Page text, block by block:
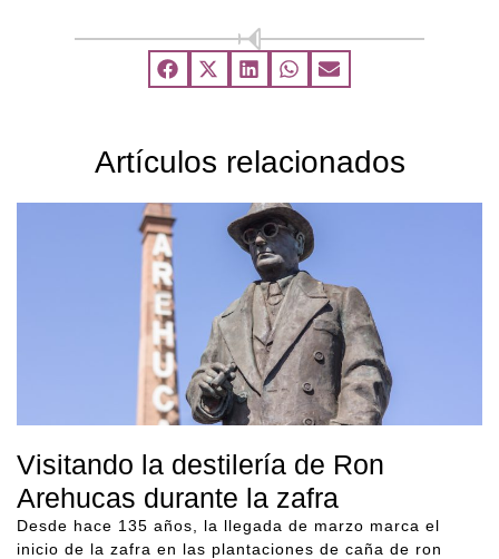
Artículos relacionados
Visitando la destilería de Ron
Arehucas durante la zafra
Desde hace 135 años, la llegada de marzo marca el
inicio de la zafra en las plantaciones de caña de ron